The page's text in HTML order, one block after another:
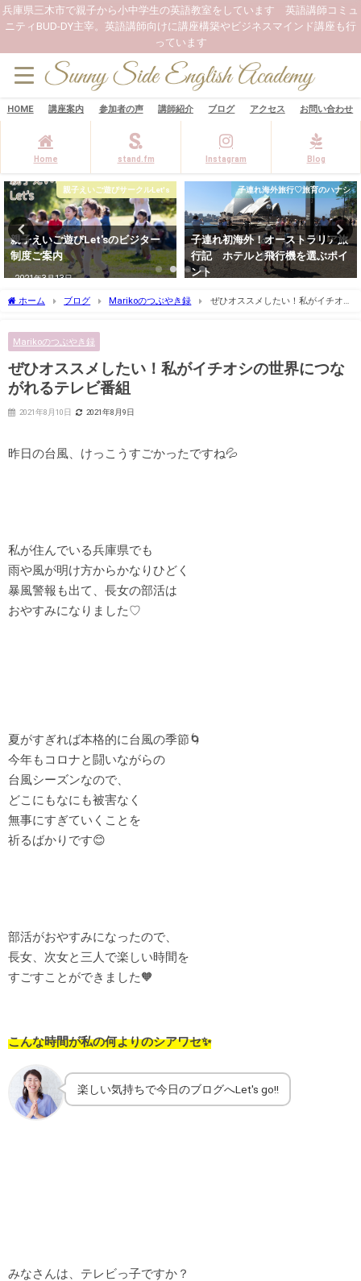
兵庫県三木市で親子から小中学生の英語教室をしています 英語講師コミュ
ニティBUD-DY主宰。英語講師向けに講座構築やビジネスマインド講座も行
っています
HOME 講座案内 参加者の声 講師紹介 ブログ アクセス お問い合わせ
Home stand.fm Instagram Blog
親子えいご遊びサークルLet's
親子えいご遊びLet'sのビジター
制度ご案内
2021年3月13日
子連れ海外旅行♡旅育のハナシ
子連れ初海外！オーストラリア旅
行記 ホテルと飛行機を選ぶポイ
ント
ホーム ブログ Marikoのつぶやき録
ぜひオススメしたい！私がイチオシ
Marikoのつぶやき録
ぜひオススメしたい！私がイチオシの世界につな
がれるテレビ番組
2021年8月10日 2021年8月9日
昨日の台風、けっこうすごかったですね💦
私が住んでいる兵庫県でも
雨や風が明け方からかなりひどく
暴風警報も出て、長女の部活は
おやすみになりました♡
夏がすぎれば本格的に台風の季節🌀
今年もコロナと闘いながらの
台風シーズンなので、
どこにもなにも被害なく
無事にすぎていくことを
祈るばかりです😊
部活がおやすみになったので、
長女、次女と三人で楽しい時間を
すごすことができました🧡
こんな時間が私の何よりのシアワセ✨
楽しい気持ちで今日のブログへLet's go!!
みなさんは、テレビっ子ですか？